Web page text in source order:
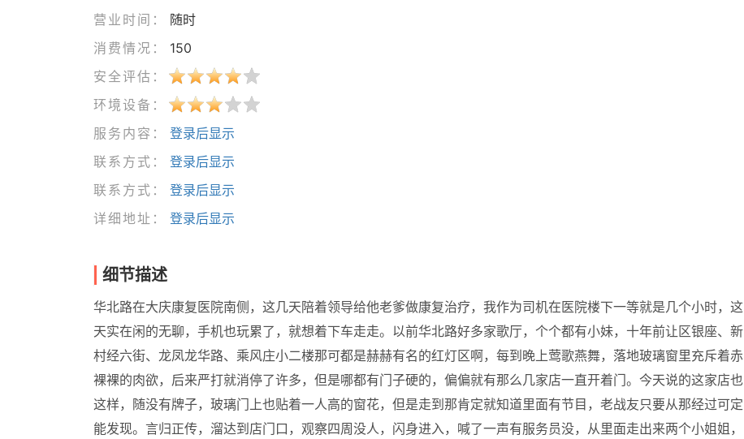
营业时间：
随时
消费情况：
150
安全评估：
环境设备：
服务内容：
登录后显示
联系方式：
登录后显示
联系方式：
登录后显示
详细地址：
登录后显示
细节描述
华北路在大庆康复医院南侧，这几天陪着领导给他老爹做康复治疗，我作为司机在医院楼下一等就是几个小时，这
天实在闲的无聊，手机也玩累了，就想着下车走走。以前华北路好多家歌厅，个个都有小妹，十年前让区银座、新
村经六街、龙凤龙华路、乘风庄小二楼那可都是赫赫有名的红灯区啊，每到晚上莺歌燕舞，落地玻璃窗里充斥着赤
裸裸的肉欲，后来严打就消停了许多，但是哪都有门子硬的，偏偏就有那么几家店一直开着门。今天说的这家店也
这样，随没有牌子，玻璃门上也贴着一人高的窗花，但是走到那肯定就知道里面有节目，老战友只要从那经过可定
能发现。言归正传，溜达到店门口，观察四周没人，闪身进入，喊了一声有服务员没，从里面走出来两个小姐姐，